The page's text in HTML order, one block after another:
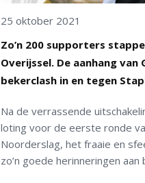
25 oktober 2021
Zo’n 200 supporters
Overijssel. De aanhang
bekerclash in en tegen
Na de verrassende
loting voor de eerste ronde
Noorderslag, het fraaie en
zo’n goede herinneringen aan